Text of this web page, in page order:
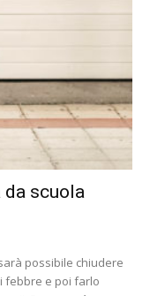
scuola
possibile chiudere
febbre e poi farlo